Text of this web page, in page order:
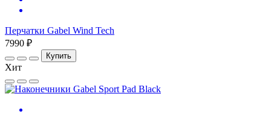
Перчатки Gabel Wind Tech
7990 ₽
Купить
Хит